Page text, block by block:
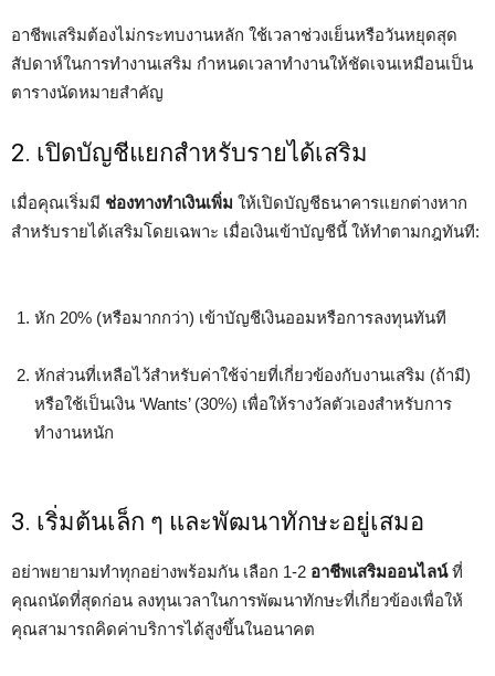
อาชีพเสริมต้องไม่กระทบงานหลัก ใช้เวลาช่วงเย็นหรือวันหยุดสุด
สัปดาห์ในการทำงานเสริม กำหนดเวลาทำงานให้ชัดเจนเหมือนเป็น
ตารางนัดหมายสำคัญ
2. เปิดบัญชีแยกสำหรับรายได้เสริม
เมื่อคุณเริ่มมี ช่องทางทำเงินเพิ่ม ให้เปิดบัญชีธนาคารแยกต่างหาก
สำหรับรายได้เสริมโดยเฉพาะ เมื่อเงินเข้าบัญชีนี้ ให้ทำตามกฎทันที:
หัก 20% (หรือมากกว่า) เข้าบัญชีเงินออมหรือการลงทุนทันที
หักส่วนที่เหลือไว้สำหรับค่าใช้จ่ายที่เกี่ยวข้องกับงานเสริม (ถ้ามี)
หรือใช้เป็นเงิน ‘Wants’ (30%) เพื่อให้รางวัลตัวเองสำหรับการ
ทำงานหนัก
3. เริ่มต้นเล็ก ๆ และพัฒนาทักษะอยู่เสมอ
อย่าพยายามทำทุกอย่างพร้อมกัน เลือก 1-2 อาชีพเสริมออนไลน์ที่
คุณถนัดที่สุดก่อน ลงทุนเวลาในการพัฒนาทักษะที่เกี่ยวข้องเพื่อให้
คุณสามารถคิดค่าบริการได้สูงขึ้นในอนาคต